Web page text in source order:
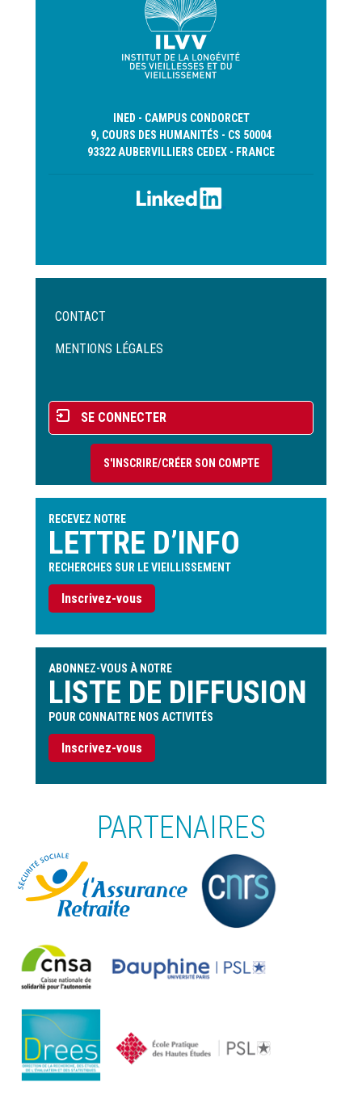
INED - CAMPUS CONDORCET
9, COURS DES HUMANITÉS - CS 50004
93322 AUBERVILLIERS CEDEX - FRANCE
Menu
de
CONTACT
MENTIONS LÉGALES
Menu
du
compte
l'utilisateur
SE CONNECTER
S'INSCRIRE/CRÉER SON COMPTE
RECEVEZ NOTRE
LETTRE D’INFO
RECHERCHES SUR LE VIEILLISSEMENT
Inscrivez-vous
ABONNEZ-VOUS À NOTRE
LISTE DE DIFFUSION
POUR CONNAITRE NOS ACTIVITÉS
Inscrivez-vous
PARTENAIRES